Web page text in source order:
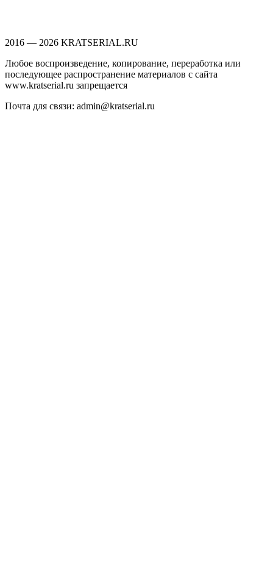
2016 — 2026 KRATSERIAL.RU
Любое воспроизведение, копирование, переработка или
последующее распространение материалов с сайта
www.kratserial.ru запрещается
Почта для связи: admin@kratserial.ru